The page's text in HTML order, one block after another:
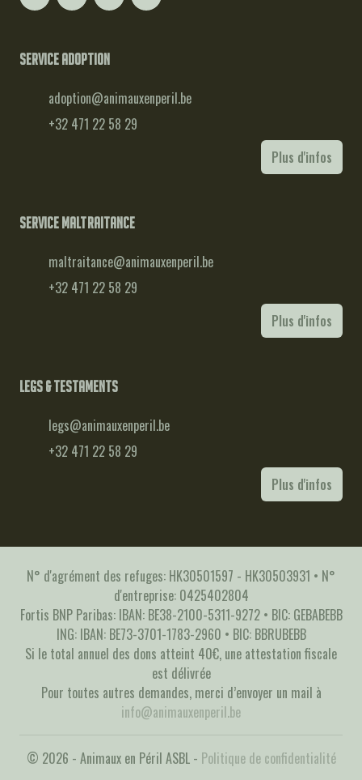
Service adoption
adoption@animauxenperil.be
+32 471 22 58 29
Plus d'infos
Service maltraitance
maltraitance@animauxenperil.be
+32 471 22 58 29
Plus d'infos
Legs & testaments
legs@animauxenperil.be
+32 471 22 58 29
Plus d'infos
N° d'agrément des refuges: HK30501597 - HK30503931 • N°
d'entreprise: 0425402804
Fortis BNP Paribas: IBAN: BE38-2100-5311-9272 • BIC: GEBABEBB
ING: IBAN: BE73-3701-1783-2960 • BIC: BBRUBEBB
Si le total annuel des dons atteint 40€, une attestation fiscale
est délivrée
Pour toutes autres demandes, merci d’envoyer un mail à
info@animauxenperil.be
© 2026 - Animaux en Péril ASBL - Politique de confidentialité